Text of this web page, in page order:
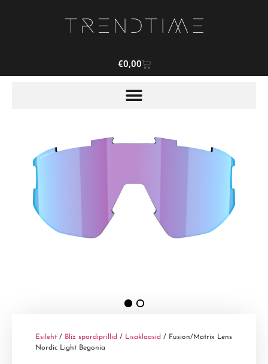
€0,00
Esileht / Bliz spordiprillid / Lisaklaasid / Fusion/Matrix Lens
Nordic Light Begonia